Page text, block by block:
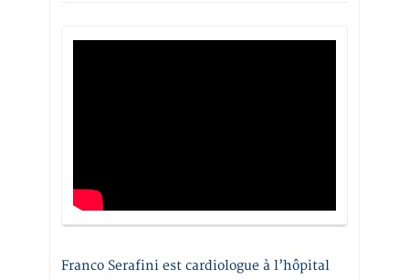
Franco Serafini est cardiologue à l’hôpital